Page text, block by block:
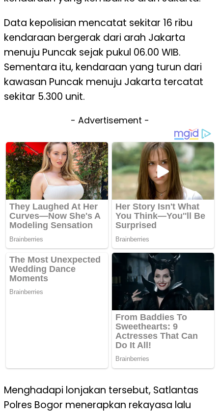
Data kepolisian mencatat sekitar 16 ribu
kendaraan bergerak dari arah Jakarta
menuju Puncak sejak pukul 06.00 WIB.
Sementara itu, kendaraan yang turun dari
kawasan Puncak menuju Jakarta tercatat
sekitar 5.300 unit.
- Advertisement -
Menghadapi lonjakan tersebut, Satlantas
Polres Bogor menerapkan rekayasa lalu